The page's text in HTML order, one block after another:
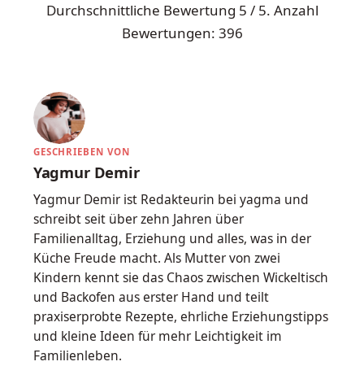
Durchschnittliche Bewertung 5 / 5. Anzahl
Bewertungen: 396
GESCHRIEBEN VON
Yagmur Demir
Yagmur Demir ist Redakteurin bei yagma und
schreibt seit über zehn Jahren über
Familienalltag, Erziehung und alles, was in der
Küche Freude macht. Als Mutter von zwei
Kindern kennt sie das Chaos zwischen Wickeltisch
und Backofen aus erster Hand und teilt
praxiserprobte Rezepte, ehrliche Erziehungstipps
und kleine Ideen für mehr Leichtigkeit im
Familienleben.